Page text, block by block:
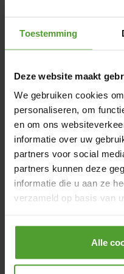
Toestemming
Deze website maakt
We gebruiken cookies
personaliseren, om
en om ons
informatie over uw
partners voor social
partners kunnen deze
informatie die u aan ze
verzameld op basis van
Door op de knop “Alle
u ervoor kiezen om alle
noodzakelijke cookies.
Alle
hebben. Anderen kunnen
niet mee wilt verhuizen,
weer wat aan.
Verhuizen
creatief!